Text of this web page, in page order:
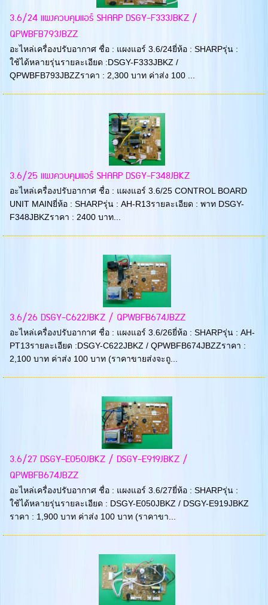
3.6/24 แผงควบคุมแอร์ SHARP DSGY-F333JBKZ /
QPWBFB793JBZZ
อะไหล่เครื่องปรับอากาศ ชื่อ : แผงแอร์ 3.6/24ยี่ห้อ : SHARPรุ่น :
ใช้ได้หลายรุ่นรายละเอียด :DSGY-F333JBKZ /
QPWBFB793JBZZราคา : 2,300 บาท ค่าส่ง 100 ...
3.6/25 แผงควบคุมแอร์ SHARP DSGY-F348JBKZ
อะไหล่เครื่องปรับอากาศ ชื่อ : แผงแอร์ 3.6/25 CONTROL BOARD
UNIT MAINยี่ห้อ : SHARPรุ่น : AH-R13รายละเอียด : พาท DSGY-
F348JBKZราคา : 2400 บาท...
3.6/26 DSGY-C622JBKZ / QPWBFB674JBZZ
อะไหล่เครื่องปรับอากาศ ชื่อ : แผงแอร์ 3.6/26ยี่ห้อ : SHARPรุ่น : AH-
PT13รายละเอียด :DSGY-C622JBKZ / QPWBFB674JBZZราคา :
2,100 บาท ค่าส่ง 100 บาท (ราคาขายส่งจะถู...
3.6/27 DSGY-E050JBKZ / DSGY-E919JBKZ /
QPWBFB674JBZZ
อะไหล่เครื่องปรับอากาศ ชื่อ : แผงแอร์ 3.6/27ยี่ห้อ : SHARPรุ่น :
ใช้ได้หลายรุ่นรายละเอียด : DSGY-E050JBKZ / DSGY-E919JBKZ
ราคา : 1,900 บาท ค่าส่ง 100 บาท (ราคาขา...